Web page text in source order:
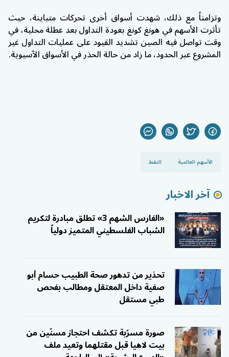
وتزامناً مع ذلك، شهدت أسواق أخرى تحركات متباينة، حيث
تأثرت الأسهم في هونغ كونغ بعودة التداول بعد عطلة محلية، في
وقت تواصل فيه الصين تشديد القيود على عمليات التداول غير
المشروع عبر الحدود، ما زاد من حالة الحذر في الأسواق الآسيوية.
الأسهم العالمية النفط
آخر الاخبار
«الفارس الشهم 3» تطلق مبادرة لتكريم
الشباب الفلسطيني المتميز دولياً
تحذير من تدهور صحة الطبيب حسام أبو
صفية داخل المعتقل ومطالب بفحص
طبي مستقل
صورة مسرّبة تكشف احتجاز مسنّين من
بيت لاهيا قبل مقتلهما وتعيد ملف